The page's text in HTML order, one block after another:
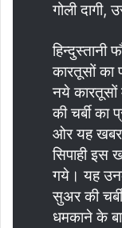
गोली दागी,
कारतूसों का
नये
की चर्बी का
ओर यह खबर
सिपाही इस
गये। यह
सुअर की
धमकाने के